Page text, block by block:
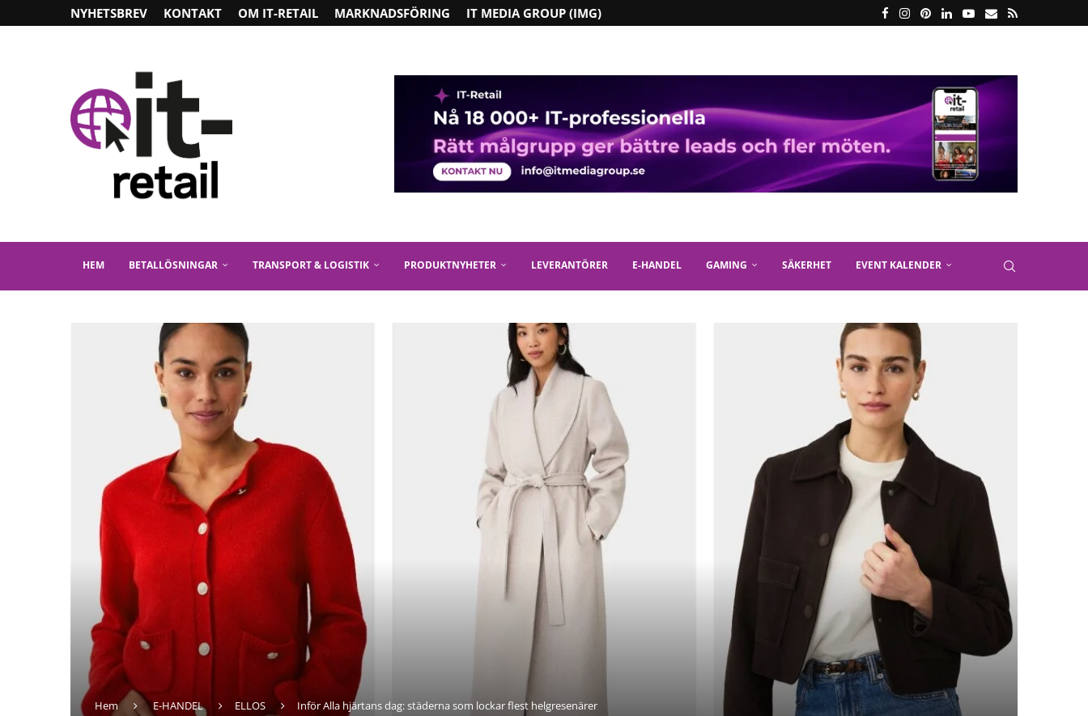
NYHETSBREV KONTAKT OM IT-RETAIL MARKNADSFÖRING IT MEDIA GROUP (IMG)
HEM BETALLÖSNINGAR TRANSPORT & LOGISTIK PRODUKTNYHETER LEVERANTÖRER E-HANDEL GAMING SÄKERHET EVENT KALENDER
Hem E-HANDEL ELLOS Inför Alla hjärtans dag: städerna som lockar flest helgresenärer